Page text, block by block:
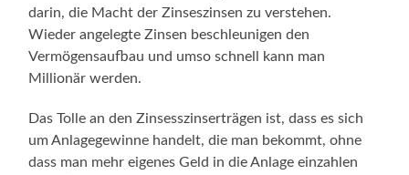
darin, die Macht der Zinseszinsen zu verstehen.
Wieder angelegte Zinsen beschleunigen den
Vermögensaufbau und umso schnell kann man
Millionär werden.
Das Tolle an den Zinsesszinserträgen ist, dass es sich
um Anlagegewinne handelt, die man bekommt, ohne
dass man mehr eigenes Geld in die Anlage einzahlen